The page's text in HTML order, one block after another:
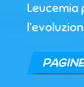
Leucemia
PAGINE